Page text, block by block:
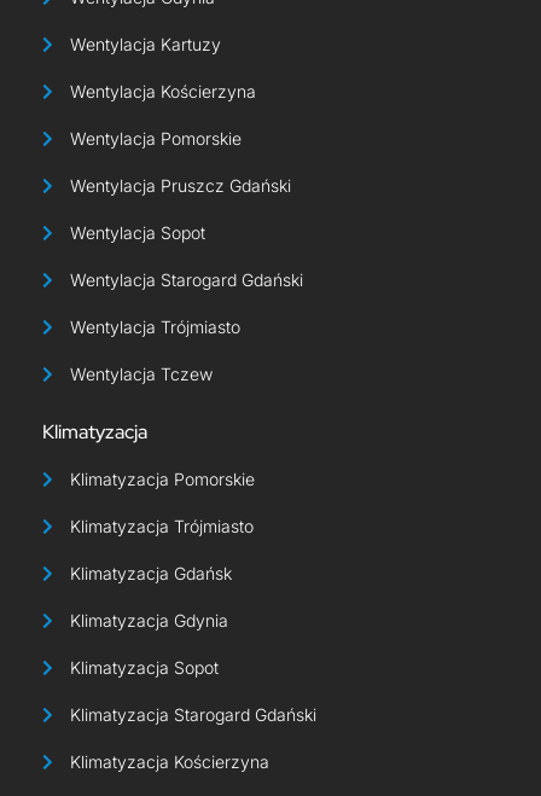
Wentylacja Kartuzy
Wentylacja Kościerzyna
Wentylacja Pomorskie
Wentylacja Pruszcz Gdański
Wentylacja Sopot
Wentylacja Starogard Gdański
Wentylacja Trójmiasto
Wentylacja Tczew
Klimatyzacja
Klimatyzacja Pomorskie
Klimatyzacja Trójmiasto
Klimatyzacja Gdańsk
Klimatyzacja Gdynia
Klimatyzacja Sopot
Klimatyzacja Starogard Gdański
Klimatyzacja Kościerzyna